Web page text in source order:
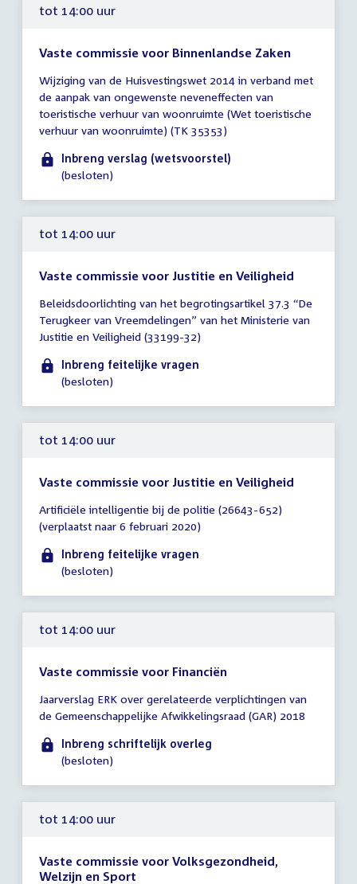
tot 14:00 uur
Vaste commissie voor Binnenlandse Zaken
vergadering
tot
14:00
uur
Wijziging van de Huisvestingswet 2014 in verband met
de aanpak van ongewenste neveneffecten van
toeristische verhuur van woonruimte (Wet toeristische
verhuur van woonruimte) (TK 35353)
Inbreng verslag (wetsvoorstel)
(besloten)
tot 14:00 uur
Vaste commissie voor Justitie en Veiligheid
vergadering
tot
14:00
uur
Beleidsdoorlichting van het begrotingsartikel 37.3 “De
Terugkeer van Vreemdelingen” van het Ministerie van
Justitie en Veiligheid (33199-32)
Inbreng feitelijke vragen
(besloten)
tot 14:00 uur
Vaste commissie voor Justitie en Veiligheid
vergadering
tot
14:00
uur
Artificiële intelligentie bij de politie (26643-652)
(verplaatst naar 6 februari 2020)
Inbreng feitelijke vragen
(besloten)
tot 14:00 uur
Vaste commissie voor Financiën
vergadering
tot
14:00
uur
Jaarverslag ERK over gerelateerde verplichtingen van
de Gemeenschappelijke Afwikkelingsraad (GAR) 2018
Inbreng schriftelijk overleg
(besloten)
tot 14:00 uur
Vaste commissie voor Volksgezondheid,
Welzijn en Sport